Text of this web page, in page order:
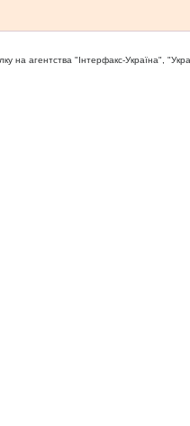
агентства "Iнтерфакс-Україна",